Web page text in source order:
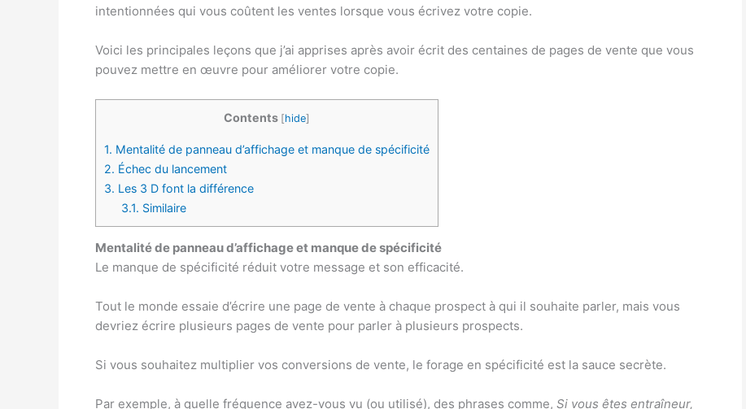
intentionnées qui vous coûtent les ventes lorsque vous écrivez votre copie.
Voici les principales leçons que j’ai apprises après avoir écrit des centaines de pages de vente que vous
pouvez mettre en œuvre pour améliorer votre copie.
Contents [hide]
1. Mentalité de panneau d’affichage et manque de spécificité
2. Échec du lancement
3. Les 3 D font la différence
3.1. Similaire
Mentalité de panneau d’affichage et manque de spécificité
Le manque de spécificité réduit votre message et son efficacité.
Tout le monde essaie d’écrire une page de vente à chaque prospect à qui il souhaite parler, mais vous
devriez écrire plusieurs pages de vente pour parler à plusieurs prospects.
Si vous souhaitez multiplier vos conversions de vente, le forage en spécificité est la sauce secrète.
Par exemple, à quelle fréquence avez-vous vu (ou utilisé), des phrases comme, Si vous êtes entraîneur,